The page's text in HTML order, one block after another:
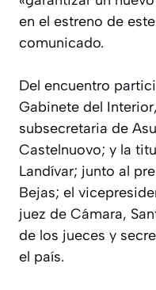
en el estreno de
comunicado.
Del encuentro
Gabinete del
subsecretaria de
Castelnuovo; y la
Landívar; junto al
Bejas; el
juez de Cámara,
de los jueces y
el país.